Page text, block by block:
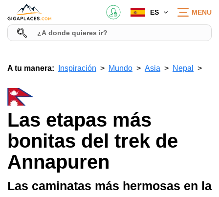
ES MENU
A tu manera: Inspiración Mundo Asia Nepal
Las etapas más
bonitas del trek de
Annapuren
Las caminatas más hermosas en la